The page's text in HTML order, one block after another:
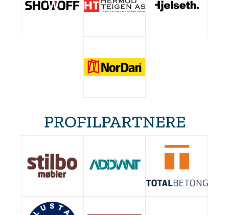
PROFILPARTNERE